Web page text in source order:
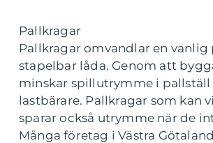
Pallkragar
Pallkragar omvandlar en vanlig
stapelbar låda. Genom att
minskar spillutrymme i pallställ
lastbärare. Pallkragar som kan
sparar också utrymme när de
Många företag i Västra